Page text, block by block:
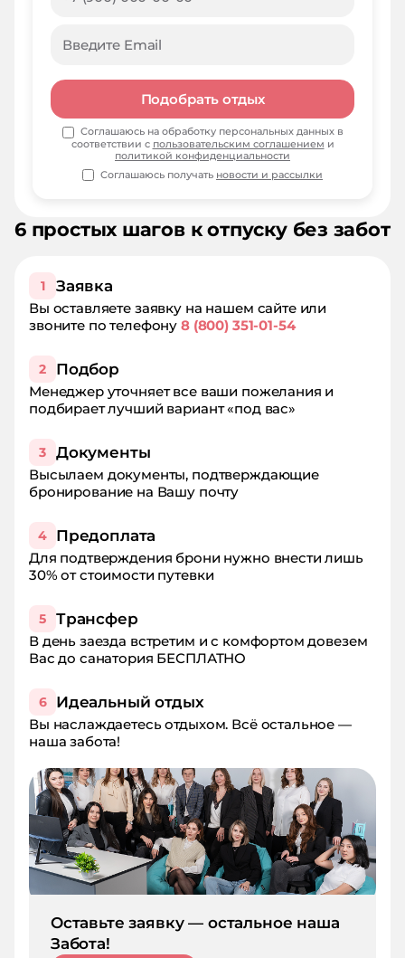
6 простых шагов к отпуску без забот
1 Заявка
Вы оставляете заявку на нашем сайте или
звоните по телефону8 (800) 351-01-54
2 Подбор
Менеджер уточняет все ваши пожелания и
подбирает лучший вариант «под вас»
3 Документы
Высылаем документы, подтверждающие
бронирование на Вашу почту
4 Предоплата
Для подтверждения брони нужно внести лишь
30% от стоимости путевки
5 Трансфер
В день заезда встретим и с комфортом довезем
Вас до санатория БЕСПЛАТНО
6 Идеальный отдых
Вы наслаждаетесь отдыхом. Всё остальное —
наша забота!
Оставьте заявку — остальное наша
Забота!
Подобрать отдых
Соглашаюсь на обработку персональных данных в
соответствии с пользовательским соглашением и
политикой конфиденциальности
Соглашаюсь получать новости и рассылки